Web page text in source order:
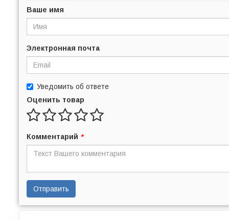
Ваше имя
Электронная почта
Уведомить об ответе
Оценить товар
Комментарий *
Отправить